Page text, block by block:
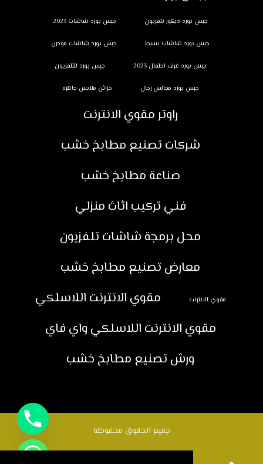
جبس بورد ديكور تلفزيون جبس بورد شاشات 2023
جبس بورد شاشات بسيط جبس بورد شاشات مودرن
جبس بورد غرف اطفال 2023 جبس بورد للتلفزيون
جبس بورد مجالس رجال خزائن ملابس جاهزة
راوتر مقوي الانترنت
شركات تصنيع مطابخ خشب
صناعة مطابخ خشب
فني تركيب اثاث منزلي
محل برمجة شاشات تلفزيون
معارض تصنيع مطابخ خشب
مقوي الانترنت
مقوي الانترنت اللاسلكي
مقوي الانترنت اللاسلكي واي فاي
ورش تصنيع مطابخ خشب
جميع الحقوق محفوظة